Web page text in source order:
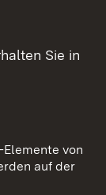
Sie in
von
auf der